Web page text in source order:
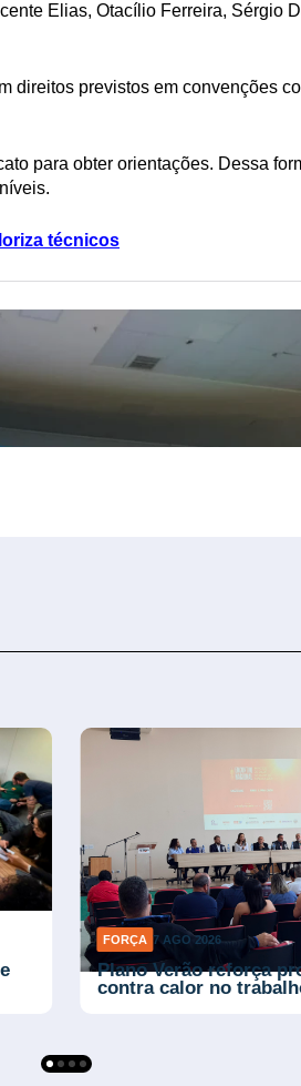
Elias, Otacílio Ferreira, Sérgio
direitos previstos em convenções
para obter orientações. Dessa
técnicos
FORÇA 7 AGO 2026
Aposentados da Pirelli
contestam alta no